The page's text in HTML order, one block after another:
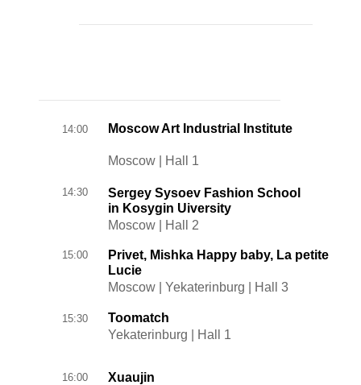
16:00
15:00
Moscow | Hall 2
Yekaterinburg | Hall 1
Toomatch
Xuaujin
Sergey Sysoev Fashion School
in Kosygin Uiversity
Moscow | Hall 1
Moscow Art Industrial Institute
Privet, Mishka Happy baby, La petite
Lucie
Moscow | Yekaterinburg | Hall 3
15:30
14:30
14:00